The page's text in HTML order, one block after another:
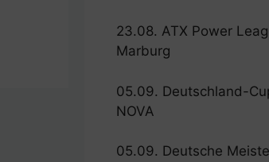
23.08. ATX Power
Marburg
05.09. Deutschland-
NOVA
05.09. Deutsche